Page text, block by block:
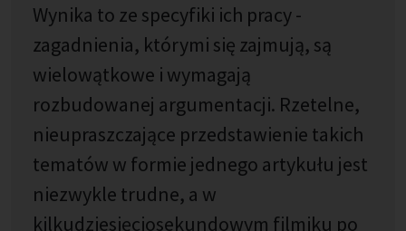
Wynika to ze specyfiki ich pracy -
zagadnienia, którymi się zajmują, są
wielowątkowe i wymagają
rozbudowanej argumentacji. Rzetelne,
nieupraszczające przedstawienie takich
tematów w formie jednego artykułu jest
niezwykle trudne, a w
kilkudziesięciosekundowym filmiku po